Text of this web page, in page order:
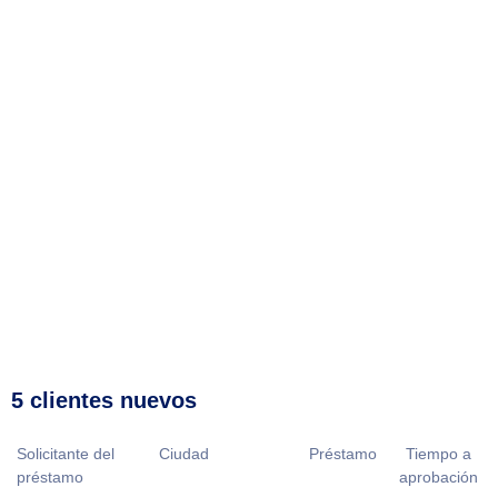
5 clientes nuevos
Solicitante del
préstamo
Ciudad Préstamo
Tiempo a
aprobación